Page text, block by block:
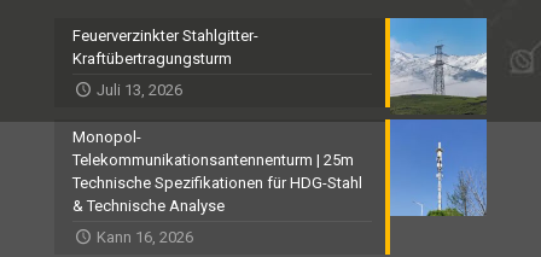
Feuerverzinkter Stahlgitter-
Kraftübertragungsturm
Juli 13, 2026
Monopol-
Telekommunikationsantennenturm | 25m
Technische Spezifikationen für HDG-Stahl
& Technische Analyse
Kann 16, 2026